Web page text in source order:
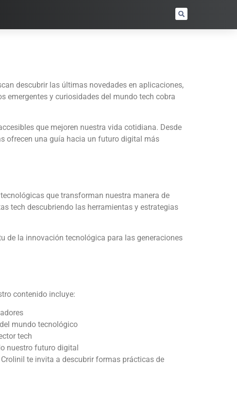
descubrir las últimas novedades en aplicaciones,
emergentes y curiosidades del mundo tech cobra
que mejoren nuestra vida cotidiana. Desde
ofrecen una guía hacia un futuro digital más
que transforman nuestra manera de
tech descubriendo las herramientas y estrategias
de la innovación tecnológica para las generaciones
contenido incluye:
mundo tecnológico
tech
nuestro futuro digital
te invita a descubrir formas prácticas de